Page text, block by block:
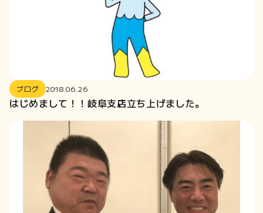
ブログ 2018.06.26
はじめまして！！岐阜支店立ち上げました。